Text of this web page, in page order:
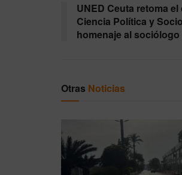
UNED Ceuta retoma
Ciencia Política y
homenaje al
Otras Noticias